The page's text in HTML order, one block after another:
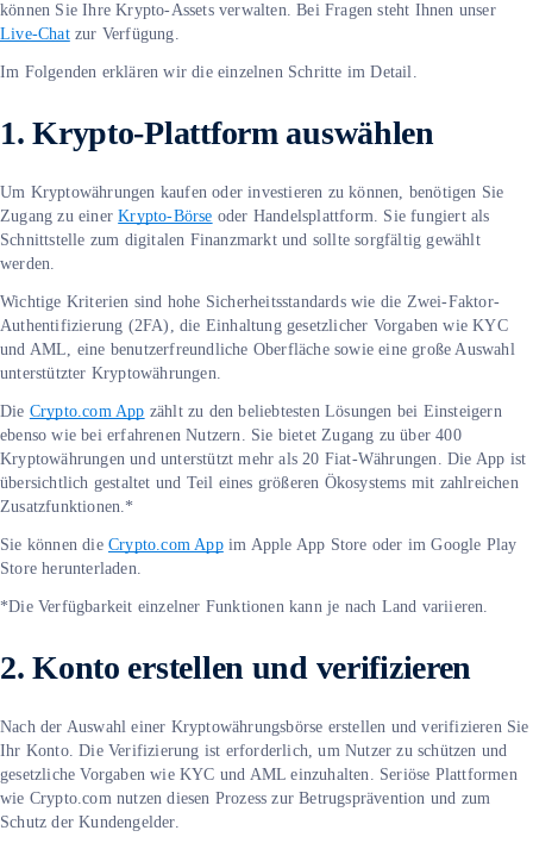
können Sie Ihre Krypto-Assets verwalten. Bei Fragen steht Ihnen unser
Live-Chatzur Verfügung.
Im Folgenden erklären wir die einzelnen Schritte im Detail.
1.Krypto-Plattform auswählen
Um Kryptowährungen kaufen oder investieren zu können, benötigen Sie
Zugang zu einerKrypto-Börse oder Handelsplattform. Sie fungiert als
Schnittstelle zum digitalen Finanzmarkt und sollte sorgfältig gewählt
werden.
Wichtige Kriterien sind hohe Sicherheitsstandards wie die Zwei-Faktor-
Authentifizierung (2FA), die Einhaltung gesetzlicher Vorgaben wie KYC
und AML, eine benutzerfreundliche Oberfläche sowie eine große Auswahl
unterstützter Kryptowährungen.
Die Crypto.com App zählt zu den beliebtesten Lösungen bei Einsteigern
ebenso wie bei erfahrenen Nutzern. Sie bietet Zugang zu über 400
Kryptowährungen und unterstützt mehr als 20 Fiat-Währungen. Die App ist
übersichtlich gestaltet und Teil eines größeren Ökosystems mit zahlreichen
Zusatzfunktionen.*
Sie können die Crypto.com Appim Apple App Store oder im Google Play
Store herunterladen.
*Die Verfügbarkeit einzelner Funktionen kann je nach Land variieren.
2.Konto erstellen und verifizieren
Nach der Auswahl einer Kryptowährungsbörse erstellen und verifizieren Sie
Ihr Konto. Die Verifizierung ist erforderlich, um Nutzer zu schützen und
gesetzliche Vorgaben wie KYC und AML einzuhalten. Seriöse Plattformen
wie Crypto.com nutzen diesen Prozess zur Betrugsprävention und zum
Schutz der Kundengelder.